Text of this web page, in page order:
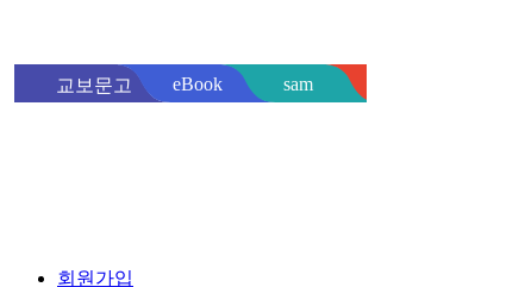
교보문고 eBook sam
회원가입